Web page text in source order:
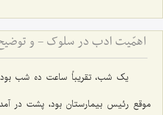
اهمّیت ادب در سلوک - و
یک شب، تقریباً ساعت ده شب
موقع رئیس بیمارستان بود، پشت در